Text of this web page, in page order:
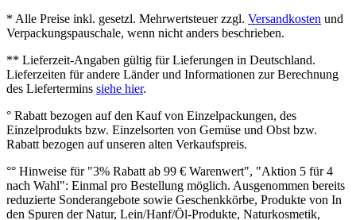
* Alle Preise inkl. gesetzl. Mehrwertsteuer zzgl. Versandkosten und
Verpackungspauschale, wenn nicht anders beschrieben.
** Lieferzeit‐Angaben gültig für Lieferungen in Deutschland.
Lieferzeiten für andere Länder und Informationen zur Berechnung
des Liefertermins siehe hier.
° Rabatt bezogen auf den Kauf von Einzelpackungen, des
Einzelprodukts bzw. Einzelsorten von Gemüse und Obst bzw.
Rabatt bezogen auf unseren alten Verkaufspreis.
°° Hinweise für "3% Rabatt ab 99 € Warenwert", "Aktion 5 für 4
nach Wahl": Einmal pro Bestellung möglich. Ausgenommen bereits
reduzierte Sonderangebote sowie Geschenkkörbe, Produkte von In
den Spuren der Natur, Lein/Hanf/Öl-Produkte, Naturkosmetik,